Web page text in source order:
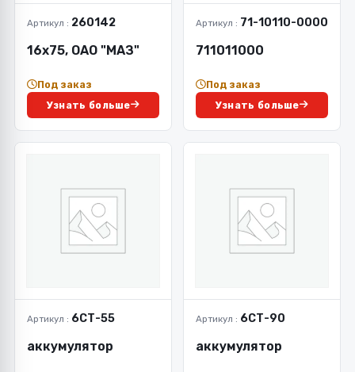
Артикул : 260142
16х75, ОАО "МАЗ"
Под заказ
Узнать больше
Артикул : 71-10110-0000
711011000
Под заказ
Узнать больше
Артикул : 6СТ-55
аккумулятор
Артикул : 6СТ-90
аккумулятор